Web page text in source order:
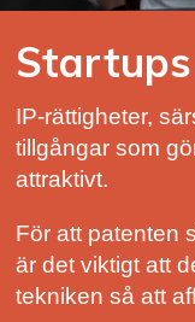
Startups
IP-rättigheter,
tillgångar som
attraktivt.
För att patenten
är det viktigt att
tekniken så att